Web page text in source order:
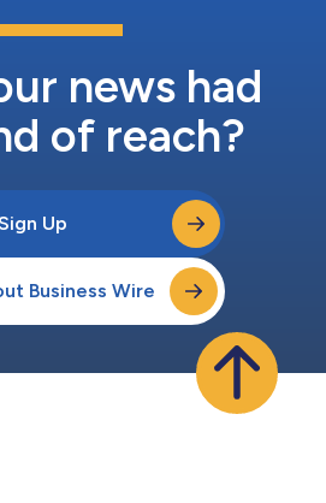
發的人工智慧提升產品，我們朝著為金
的目標大幅邁進。我期待今天翻開的新
news had
of reach?
Up
Business Wire